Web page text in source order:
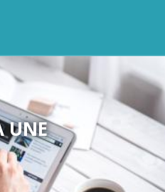
UNE